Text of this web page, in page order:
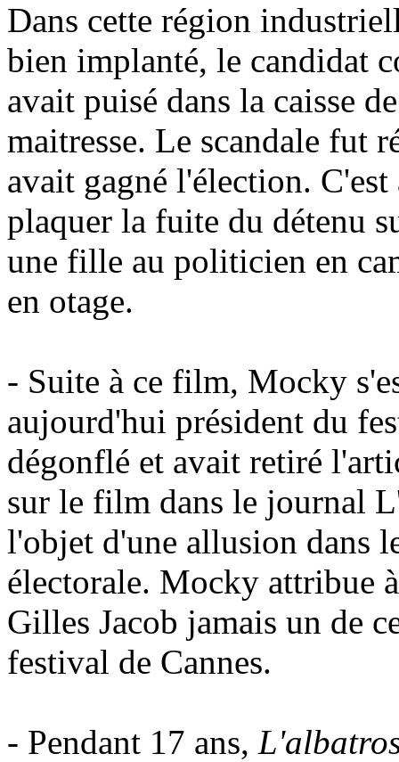
Dans cette région
bien implanté, le candidat
avait puisé dans la caisse
maitresse. Le scandale fut
avait gagné l'élection.
plaquer la fuite du détenu
une fille au politicien en
en otage.
- Suite à ce film, Mocky
aujourd'hui président du
dégonflé et avait retiré
sur le film dans le journal
l'objet d'une allusion dans
électorale. Mocky attribue
Gilles Jacob jamais un de
festival de Cannes.
- Pendant 17 ans,